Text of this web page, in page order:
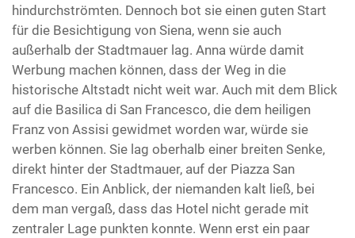
hindurchströmten. Dennoch bot sie einen guten Start
für die Besichtigung von Siena, wenn sie auch
außerhalb der Stadtmauer lag. Anna würde damit
Werbung machen können, dass der Weg in die
historische Altstadt nicht weit war. Auch mit dem Blick
auf die Basilica di San Francesco, die dem heiligen
Franz von Assisi gewidmet worden war, würde sie
werben können. Sie lag oberhalb einer breiten Senke,
direkt hinter der Stadtmauer, auf der Piazza San
Francesco. Ein Anblick, der niemanden kalt ließ, bei
dem man vergaß, dass das Hotel nicht gerade mit
zentraler Lage punkten konnte. Wenn erst ein paar